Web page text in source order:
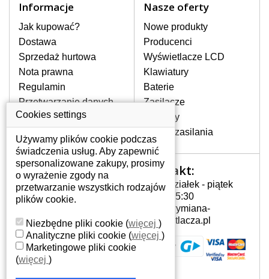
stronie internetowej ją znajdziesz za
pomocy wyszukiwarki. Wystarczy znać
model laptopa. Przy każdej klawiaturze
nie może brakować szczególowe zdjęcie
do aktualnego stanu naszego magazynu.
W JAKI SPOSÓB MOŻE SIĘ
PRZEJAWIAĆ USTERKA
Częstymi objawami są pomijanie liter
czy wyświetlanie innych liter oraz
dublowanie tych samych znaków. W
przypadku podlicia klawisze nie
powrócą do pierwotnej pozycji. Albo
też uszkodzenie mechaniczne, np.
JAK TO DZIAŁA?
Klawiatura składa się z kilku
warstw folii, z których przewodzą
Informacje
Jak kupować?
Dostawa
Sprzedaż hurtowa
Nota prawna
Regulamin
Przetwarzanie danych
osobowych
Gdzie nas znajdziesz
Nasze oferty
Nowe produkty
Producenci
Wyświetlacze LCD
Klawiatury
Baterie
Zasilacze
Zawiasy
Złącza zasilania
Twoje konto
Twoje konto
Dane osobowe
Adresy
Historia zamówień
Kontakt:
Poniedziałek - piątek
7:00 - 15:30
info@wymiana-
wyswietlacza.pl
Cookies settings
Używamy plików cookie podczas
świadczenia usług. Aby zapewnić
spersonalizowane zakupy, prosimy
o wyrażenie zgody na
przetwarzanie wszystkich rodzajów
plików cookie.
Niezbędne pliki cookie (więcej )
Analityczne pliki cookie (więcej )
Marketingowe pliki cookie
(więcej )